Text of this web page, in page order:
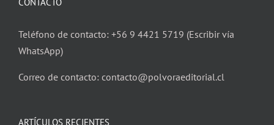
Teléfono de contacto: +56 9 4421 5719 (Escribir vía
WhatsApp)
Correo de contacto: contacto@polvoraeditorial.cl
ARTÍCULOS RECIENTES